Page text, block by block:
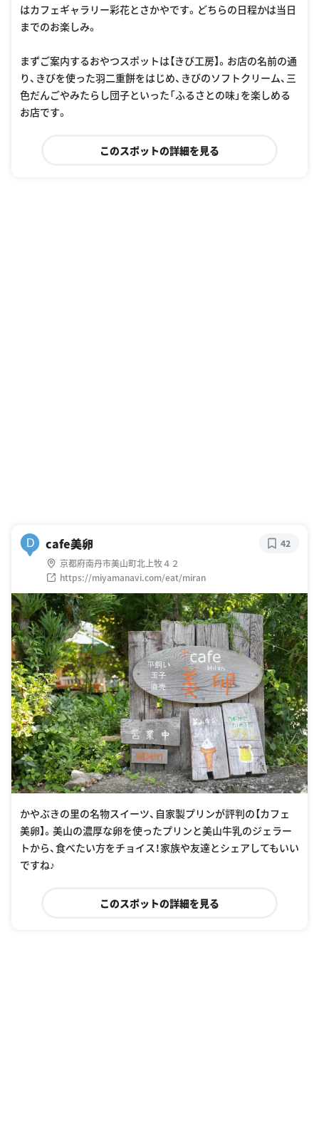
はカフェギャラリー彩花とさかやです。どちらの日程かは当日
までのお楽しみ。
まずご案内するおやつスポットは【きび工房】。お店の名前の通
り、きびを使った羽二重餅をはじめ、きびのソフトクリーム、三
色だんごやみたらし団子といった「ふるさとの味」を楽しめる
お店です。
このスポットの詳細を見る
D cafe美卵
京都府南丹市美山町北上牧４２
https://miyamanavi.com/eat/miran
42
かやぶきの里の名物スイーツ、自家製プリンが評判の【カフェ
美卵】。美山の濃厚な卵を使ったプリンと美山牛乳のジェラー
トから、食べたい方をチョイス！家族や友達とシェアしてもいい
ですね♪
このスポットの詳細を見る